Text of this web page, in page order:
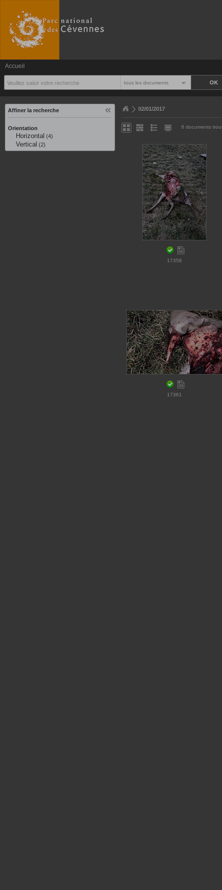
Accueil
tous les documents
Affiner la recherche
Orientation
Horizontal (4)
Vertical (2)
02/01/2017
6 documents
17358
17361